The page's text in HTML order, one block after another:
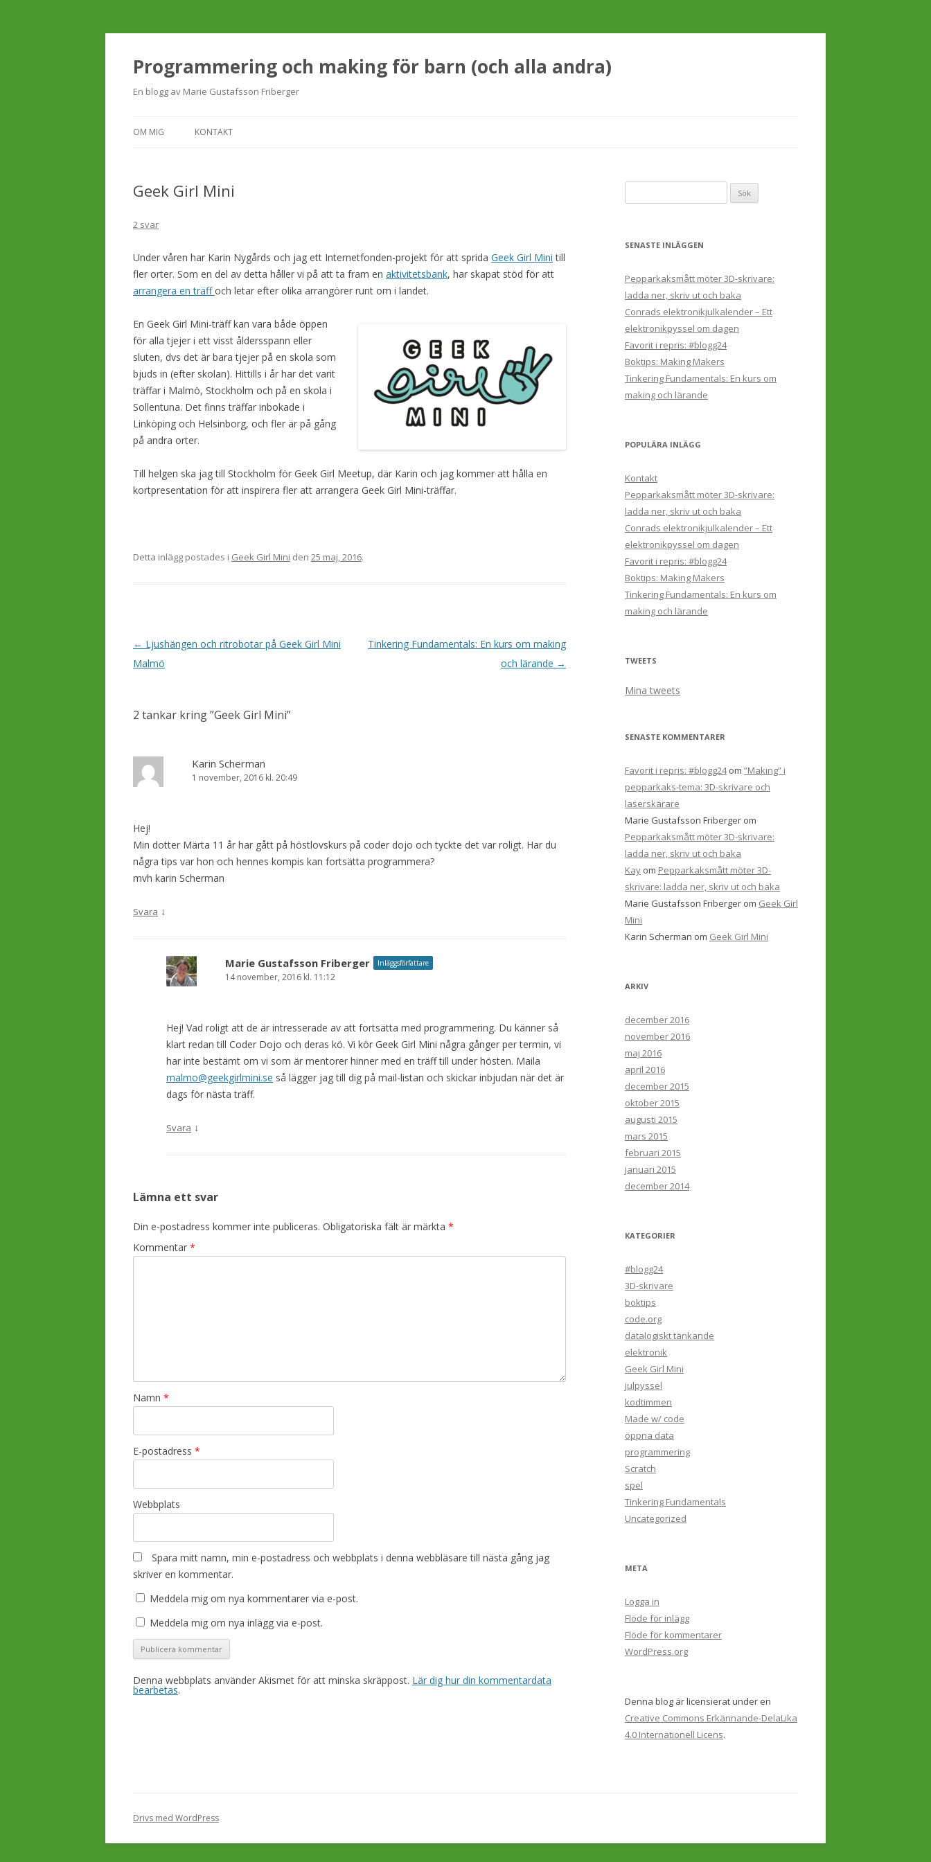
Programmering och making för barn (och alla andra)
En blogg av Marie Gustafsson Friberger
OM MIG KONTAKT
Geek Girl Mini
2 svar
Under våren har Karin Nygårds och jag ett Internetfonden-projekt för att sprida Geek Girl Mini till
fler orter. Som en del av detta håller vi på att ta fram en aktivitetsbank, har skapat stöd för att
arrangera en träffoch letar efter olika arrangörer runt om i landet.
En Geek Girl Mini-träff kan vara både öppen
för alla tjejer i ett visst åldersspann eller
sluten, dvs det är bara tjejer på en skola som
bjuds in (efter skolan). Hittills i år har det varit
träffar i Malmö, Stockholm och på en skola i
Sollentuna. Det finns träffar inbokade i
Linköping och Helsinborg, och fler är på gång
på andra orter.
Till helgen ska jag till Stockholm för Geek Girl Meetup, där Karin och jag kommer att hålla en
kortpresentation för att inspirera fler att arrangera Geek Girl Mini-träffar.
Detta inlägg postades i Geek Girl Mini den 25 maj, 2016.
I
n
g
s
n
g
e
i
← Ljushängen och ritrobotar på Geek Girl Mini
Malmö
Tinkering Fundamentals: En kurs om making
och lärande →
2 tankar kring ”Geek Girl Mini”
Karin Scherman
1 november, 2016 kl. 20:49
Hej!
Min dotter Märta 11 år har gått på höstlovskurs på coder dojo och tyckte det var roligt. Har du
några tips var hon och hennes kompis kan fortsätta programmera?
mvh karin Scherman
Svara ↓
Marie Gustafsson Friberger Inläggsförfattare
14 november, 2016 kl. 11:12
Hej! Vad roligt att de är intresserade av att fortsätta med programmering. Du känner så
klart redan till Coder Dojo och deras kö. Vi kör Geek Girl Mini några gånger per termin, vi
har inte bestämt om vi som är mentorer hinner med en träff till under hösten. Maila
malmo@geekgirlmini.se så lägger jag till dig på mail-listan och skickar inbjudan när det är
dags för nästa träff.
Svara ↓
Lämna ett svar
Din e-postadress kommer inte publiceras. Obligatoriska fält är märkta *
Kommentar *
Namn *
E-postadress *
Webbplats
Spara mitt namn, min e-postadress och webbplats i denna webbläsare till nästa gång jag
skriver en kommentar.
Meddela mig om nya kommentarer via e-post.
Meddela mig om nya inlägg via e-post.
Denna webbplats använder Akismet för att minska skräppost. Lär dig hur din kommentardata
bearbetas.
efter:
SENASTE INLÄGGEN
Pepparkaksmått möter 3D-skrivare:
ladda ner, skriv ut och baka
Conrads elektronikjulkalender – Ett
elektronikpyssel om dagen
Favorit i repris: #blogg24
Boktips: Making Makers
Tinkering Fundamentals: En kurs om
making och lärande
POPULÄRA INLÄGG
Kontakt
Pepparkaksmått möter 3D-skrivare:
ladda ner, skriv ut och baka
Conrads elektronikjulkalender – Ett
elektronikpyssel om dagen
Favorit i repris: #blogg24
Boktips: Making Makers
Tinkering Fundamentals: En kurs om
making och lärande
TWEETS
Mina tweets
SENASTE KOMMENTARER
Favorit i repris: #blogg24om ”Making” i
pepparkaks-tema: 3D-skrivare och
laserskärare
Marie Gustafsson Friberger om
Pepparkaksmått möter 3D-skrivare:
ladda ner, skriv ut och baka
Kay om Pepparkaksmått möter 3D-
skrivare: ladda ner, skriv ut och baka
Marie Gustafsson Friberger om Geek Girl
Mini
Karin Scherman om Geek Girl Mini
ARKIV
december 2016
november 2016
maj 2016
april 2016
december 2015
oktober 2015
augusti 2015
mars 2015
februari 2015
januari 2015
december 2014
KATEGORIER
#blogg24
3D-skrivare
boktips
code.org
datalogiskt tänkande
elektronik
Geek Girl Mini
julpyssel
kodtimmen
Made w/ code
öppna data
programmering
Scratch
spel
Tinkering Fundamentals
Uncategorized
META
Logga in
Flöde för inlägg
Flöde för kommentarer
WordPress.org
Denna blog är licensierat under en
Creative Commons Erkännande-DelaLika
4.0 Internationell Licens.
Drivs med WordPress